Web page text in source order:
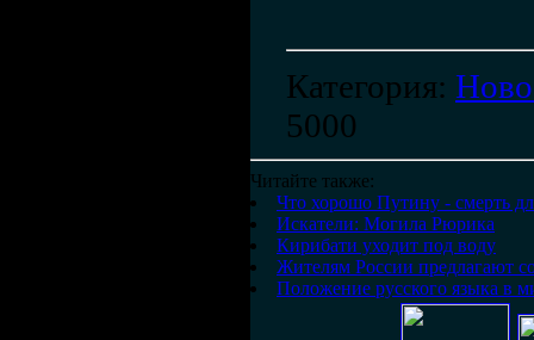
Категория:
5000
Читайте также:
Что хорошо Путину - смерть
Искатели: Могила Рюрика
Кирибати уходит под воду
Жителям России предлагают
Положение русского языка в